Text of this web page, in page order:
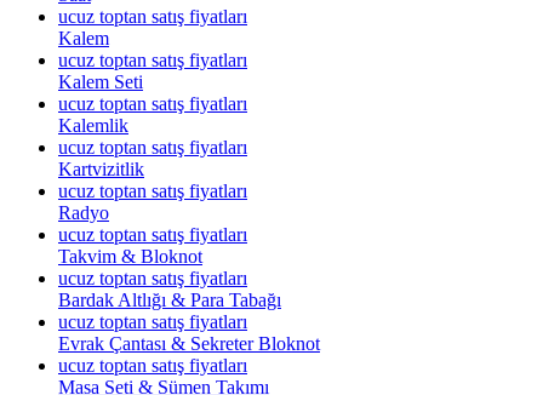
ucuz toptan satış fiyatları
Kalem
ucuz toptan satış fiyatları
Kalem Seti
ucuz toptan satış fiyatları
Kalemlik
ucuz toptan satış fiyatları
Kartvizitlik
ucuz toptan satış fiyatları
Radyo
ucuz toptan satış fiyatları
Takvim & Bloknot
ucuz toptan satış fiyatları
Bardak Altlığı & Para Tabağı
ucuz toptan satış fiyatları
Evrak Çantası & Sekreter Bloknot
ucuz toptan satış fiyatları
Masa Seti & Sümen Takımı